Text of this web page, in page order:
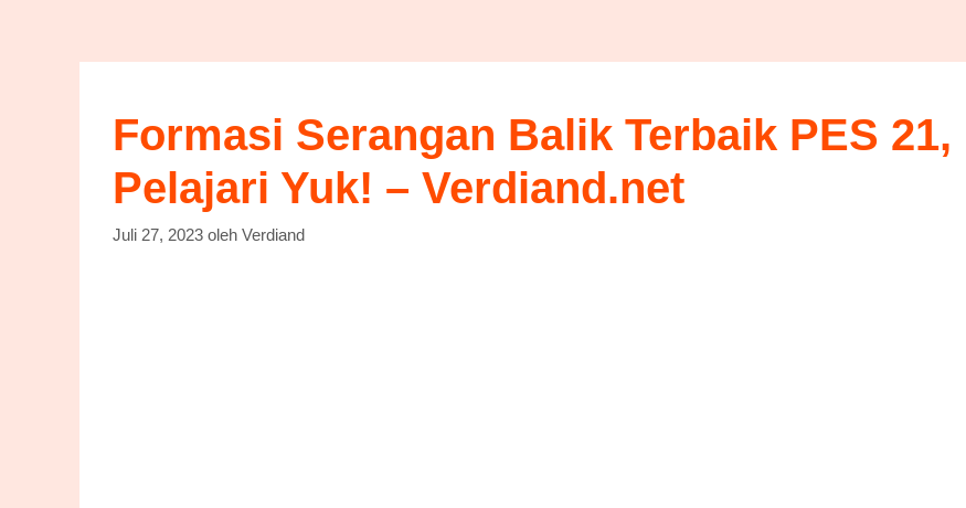
Formasi Serangan Balik Terbaik PES 21,
Pelajari Yuk! – Verdiand.net
Juli 27, 2023 oleh Verdiand